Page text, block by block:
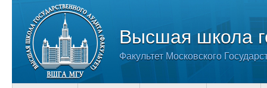
Высшая школа
Факультет Московского